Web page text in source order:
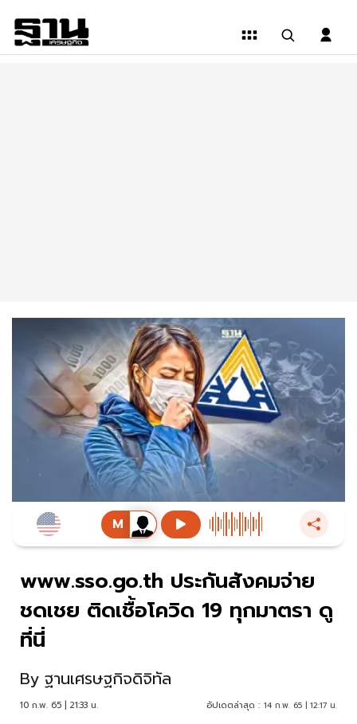
www.sso.go.th ประกันสังคมจ่าย
ชดเชย ติดเชื้อโควิด 19 ทุกมาตรา ดู
ที่นี่
By ฐานเศรษฐกิจดิจิทัล
10 ก.พ. 65 | 21:33 น. อัปเดตล่าสุด : 14 ก.พ. 65 | 12:17 น.